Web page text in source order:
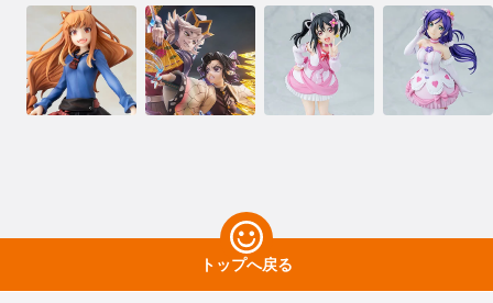
トップへ戻る